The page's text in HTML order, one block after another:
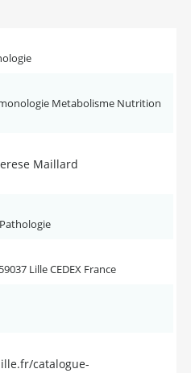
Metabolisme Nutrition
Maillard
Lille CEDEX France
catalogue-